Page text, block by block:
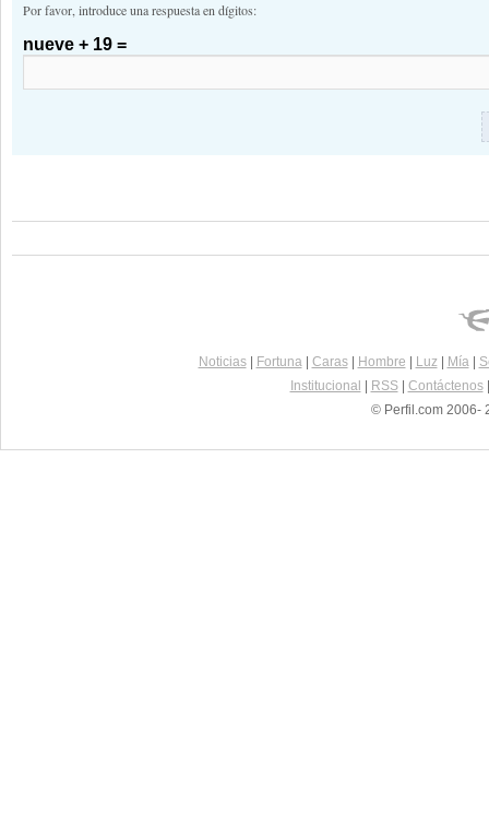
Por favor, introduce una respuesta en dígitos:
nueve + 19 =
Noticias| Fortuna| Caras| Hombre Luz| Mía|
Institucional
RSS| Contáctenos
© Perfil.com 2006-